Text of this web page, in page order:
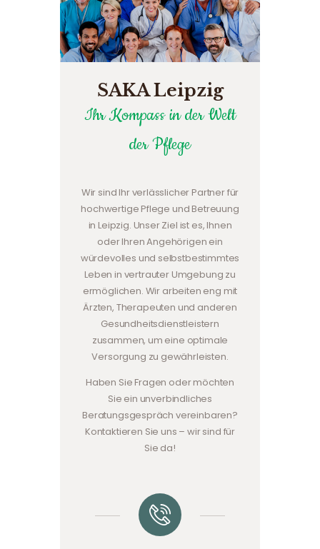
SAKA Leipzig
Ihr Kompass in der Welt
der Pflege
Wir sind Ihr verlässlicher Partner für
hochwertige Pflege und Betreuung
in Leipzig. Unser Ziel ist es, Ihnen
oder Ihren Angehörigen ein
würdevolles und selbstbestimmtes
Leben in vertrauter Umgebung zu
ermöglichen. Wir arbeiten eng mit
Ärzten, Therapeuten und anderen
Gesundheitsdienstleistern
zusammen, um eine optimale
Versorgung zu gewährleisten.
Haben Sie Fragen oder möchten
Sie ein unverbindliches
Beratungsgespräch vereinbaren?
Kontaktieren Sie uns – wir sind für
Sie da!